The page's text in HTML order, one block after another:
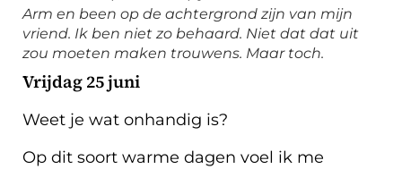
Arm en been op de achtergrond zijn van mijn
vriend. Ik ben niet zo behaard. Niet dat dat uit
zou moeten maken trouwens. Maar toch.
Vrijdag 25 juni
Weet je wat onhandig is?
Op dit soort warme dagen voel ik me